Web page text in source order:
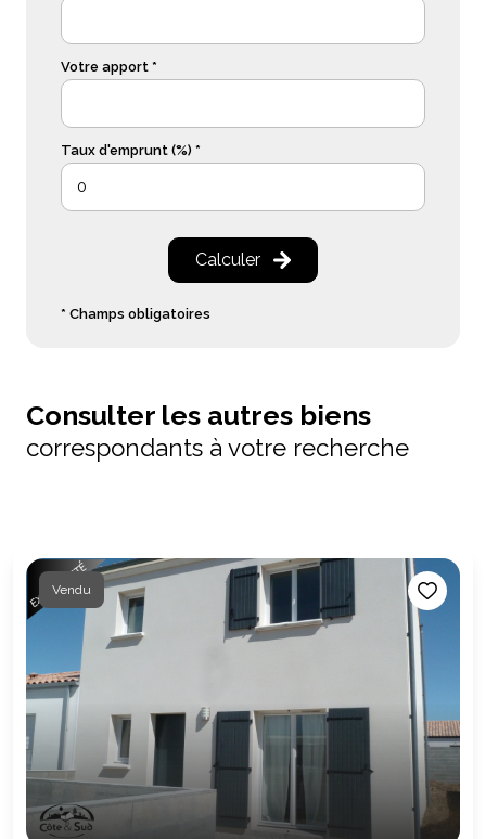
Votre apport *
Taux d'emprunt (%) *
Calculer
* Champs obligatoires
Consulter les autres biens
correspondants à votre recherche
Vendu